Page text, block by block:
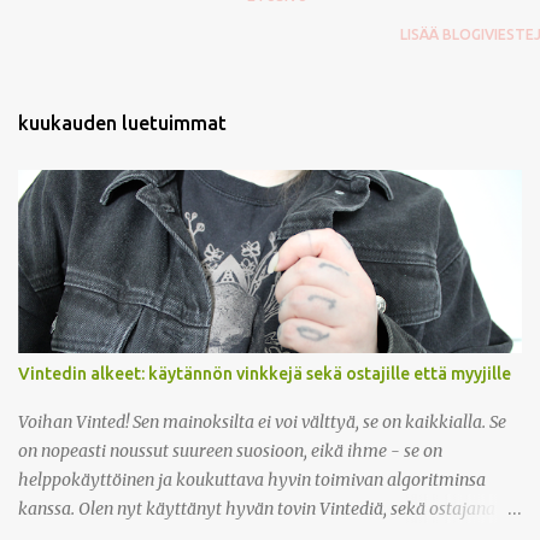
n
t
i
LISÄÄ
kuukauden luetuimmat
Vintedin alkeet: käytännön vinkkejä sekä ostajille että myyjille
Voihan Vinted! Sen mainoksilta ei voi välttyä, se on kaikkialla. Se
on nopeasti noussut suureen suosioon, eikä ihme - se on
helppokäyttöinen ja koukuttava hyvin toimivan algoritminsa
kanssa. Olen nyt käyttänyt hyvän tovin Vintediä, sekä ostajana